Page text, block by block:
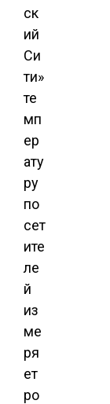
ск
ий
Си
ти»
те
мп
ер
ату
ру
по
сет
ите
ле
й
из
ме
ря
ет
ро